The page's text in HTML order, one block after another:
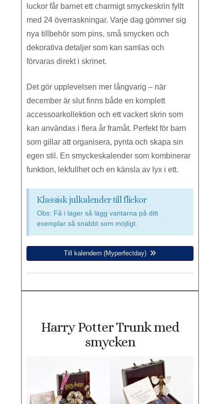
luckor får barnet ett charmigt smyckeskrin fyllt
med 24 överraskningar. Varje dag gömmer sig
nya tillbehör som pins, små smycken och
dekorativa detaljer som kan samlas och
förvaras direkt i skrinet.
Det gör upplevelsen mer långvarig – när
december är slut finns både en komplett
accessoarkollektion och ett vackert skrin som
kan användas i flera år framåt. Perfekt för barn
som gillar att organisera, pynta och skapa sin
egen stil. En smyckeskalender som kombinerar
funktion, lekfullhet och en känsla av lyx i ett.
Klassisk julkalender till flickor
Obs: Få i lager så lägg vantarna på ditt
exemplar så snabbt som möjligt.
Till kalendern (Myperfectday)
Harry Potter Trunk med
smycken